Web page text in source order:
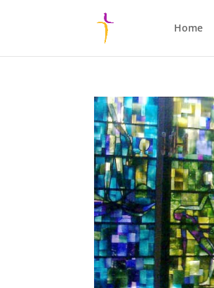
Home